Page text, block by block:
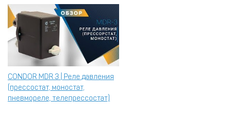
CONDOR MDR 3 | Реле давления
(прессостат, моностат,
пневмореле, телепрессостат)